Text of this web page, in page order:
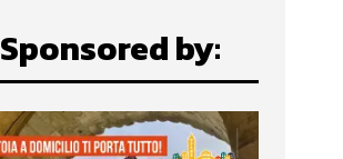
Sponsored by: